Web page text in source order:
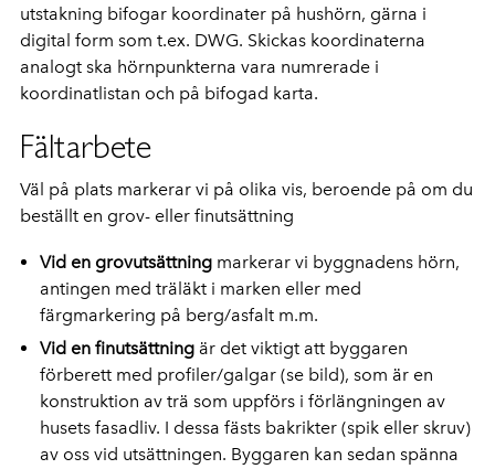
utstakning bifogar koordinater på hushörn, gärna i
digital form som t.ex. DWG. Skickas koordinaterna
analogt ska hörnpunkterna vara numrerade i
koordinatlistan och på bifogad karta.
Fältarbete
Väl på plats markerar vi på olika vis, beroende på om du
beställt en grov- eller finutsättning
Vid en grovutsättning markerar vi byggnadens hörn,
antingen med träläkt i marken eller med
färgmarkering på berg/asfalt m.m.
Vid en finutsättning är det viktigt att byggaren
förberett med profiler/galgar (se bild), som är en
konstruktion av trä som uppförs i förlängningen av
husets fasadliv. I dessa fästs bakrikter (spik eller skruv)
av oss vid utsättningen. Byggaren kan sedan spänna